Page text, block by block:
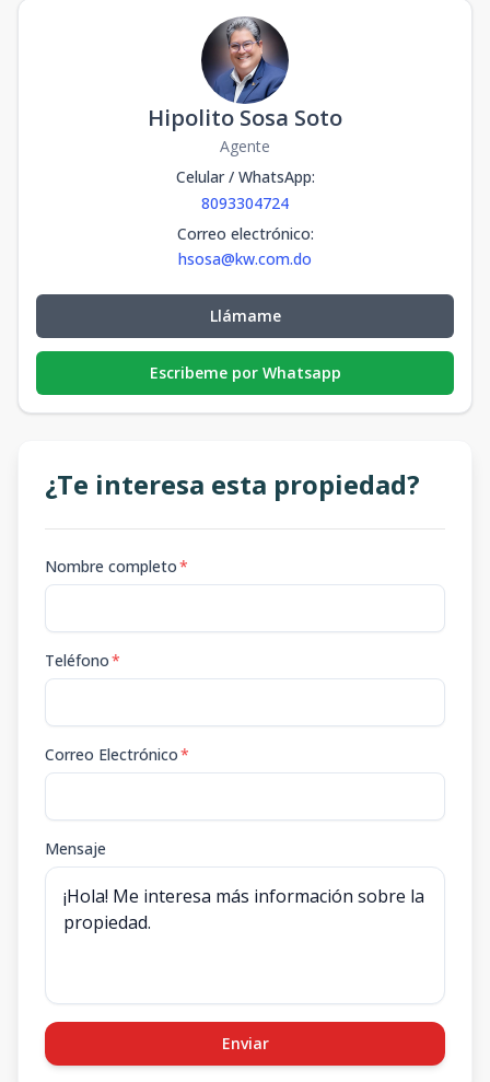
Hipolito Sosa Soto
Agente
Celular / WhatsApp:
8093304724
Correo electrónico:
hsosa@kw.com.do
Llámame
Escribeme por Whatsapp
¿Te interesa esta propiedad?
Nombre completo*
Teléfono*
Correo Electrónico*
Mensaje
Enviar